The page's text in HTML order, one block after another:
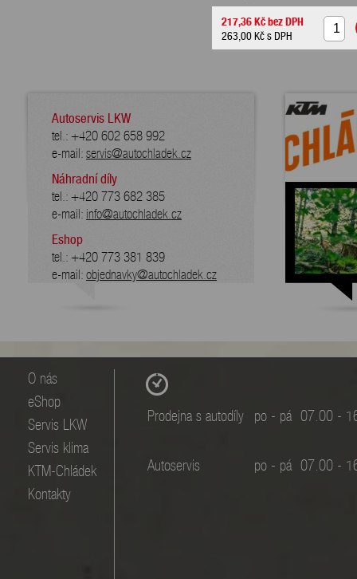
217,36 Kčbez DPH
263,00 Kčs DPH
Autoservis LKW
tel.: +420 602 658 992
e-mail: servis@autochladek.cz
Náhradní díly
tel.: +420 773 682 385
e-mail: info@autochladek.cz
Eshop
tel.: +420 773 381 839
e-mail: objednavky@autochladek.cz
O nás
eShop
Servis LKW
Servis klima
KTM-Chládek
Kontakty
Prodejna s autodíly po - pá 07.00 -
Autoservis po - pá 07.00 -